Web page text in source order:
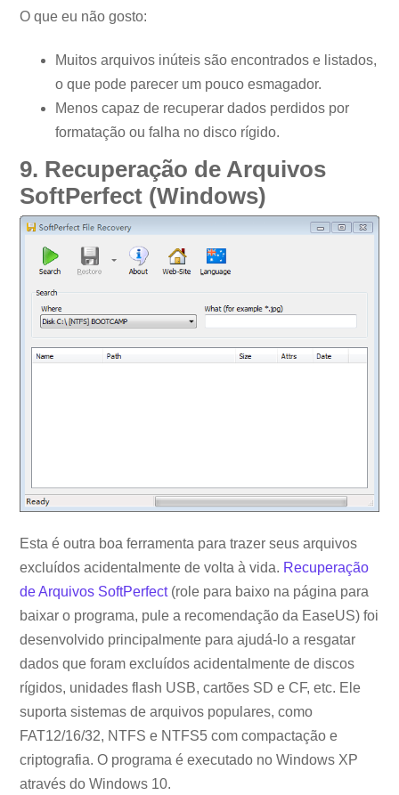
O que eu não gosto:
Muitos arquivos inúteis são encontrados e listados,
o que pode parecer um pouco esmagador.
Menos capaz de recuperar dados perdidos por
formatação ou falha no disco rígido.
9. Recuperação de Arquivos
SoftPerfect (Windows)
Esta é outra boa ferramenta para trazer seus arquivos
excluídos acidentalmente de volta à vida. Recuperação
de Arquivos SoftPerfect (role para baixo na página para
baixar o programa, pule a recomendação da EaseUS) foi
desenvolvido principalmente para ajudá-lo a resgatar
dados que foram excluídos acidentalmente de discos
rígidos, unidades flash USB, cartões SD e CF, etc. Ele
suporta sistemas de arquivos populares, como
FAT12/16/32, NTFS e NTFS5 com compactação e
criptografia. O programa é executado no Windows XP
através do Windows 10.